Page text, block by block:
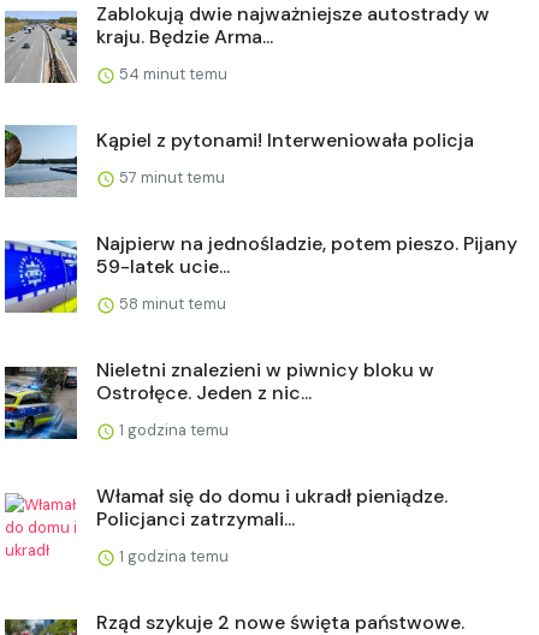
Zablokują dwie najważniejsze autostrady w
kraju. Będzie Arma...
54 minut temu
Kąpiel z pytonami! Interweniowała policja
57 minut temu
Najpierw na jednośladzie, potem pieszo. Pijany
59-latek ucie...
58 minut temu
Nieletni znalezieni w piwnicy bloku w
Ostrołęce. Jeden z nic...
1 godzina temu
Włamał się do domu i ukradł pieniądze.
Policjanci zatrzymali...
1 godzina temu
Rząd szykuje 2 nowe święta państwowe.